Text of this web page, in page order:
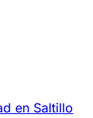
en Saltillo